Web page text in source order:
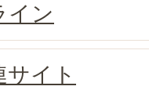
イン
イト